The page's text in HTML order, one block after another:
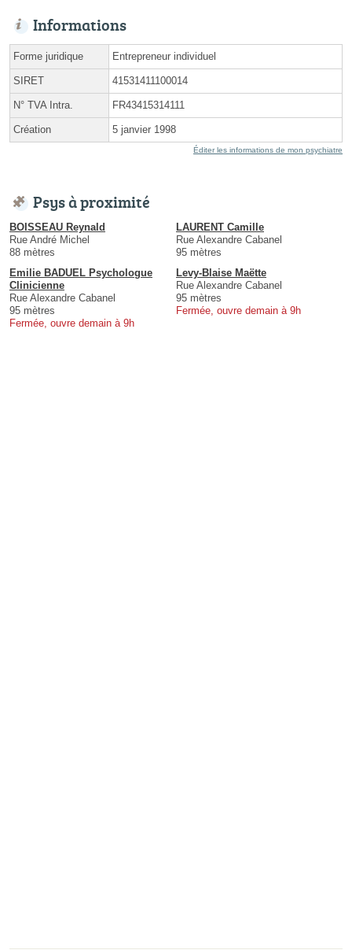
Informations
Forme juridique Entrepreneur individuel
SIRET 41531411100014
N° TVA Intra. FR43415314111
Création 5 janvier 1998
Éditer les informations de mon psychiatre
Psys à proximité
BOISSEAU Reynald
Rue André Michel
88 mètres
LAURENT Camille
Rue Alexandre Cabanel
95 mètres
Emilie BADUEL Psychologue
Clinicienne
Rue Alexandre Cabanel
95 mètres
Fermée, ouvre demain à 9h
Levy-Blaise Maëtte
Rue Alexandre Cabanel
95 mètres
Fermée, ouvre demain à 9h